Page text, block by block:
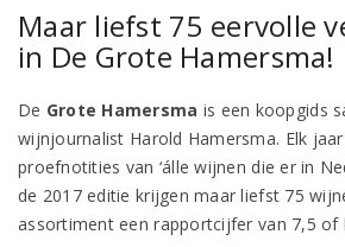
Maar liefst 75 eervolle
in De Grote Hamersma!
De Grote Hamersma is een koopgids
wijnjournalist Harold Hamersma. Elk
proefnotities van ‘álle wijnen die er in
de 2017 editie krijgen maar liefst 75
assortiment een rapportcijfer van 7,5 of